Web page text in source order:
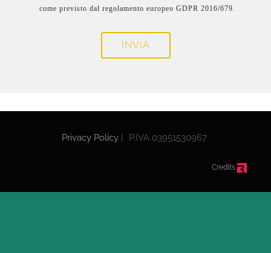
come previsto dal regolamento europeo GDPR 2016/679.
INVIA
Privacy Policy| P.IVA 03951530967
Credits